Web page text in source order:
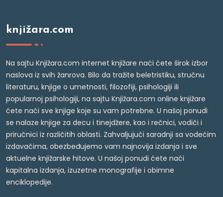
knjižara.com
Na sajtu Knjižara.com internet knjižare naći ćete širok izbor
naslova iz svih žanrova. Bilo da tražite beletristiku, stručnu
literaturu, knjige o umetnosti, filozofiji, psihologiji ili
popularnoj psihologiji, na sajtu Knjižara.com online knjižare
ćete naći sve knjige koje su vam potrebne. U našoj ponudi
se nalaze knjige za decu i tinejdžere, kao i rečnici, vodiči i
priručnici iz različitih oblasti. Zahvaljujući saradnji sa vodećim
izdavačima, obezbeđujemo vam najnovija izdanja i sve
aktuelne knjižarske hitove. U našoj ponudi ćete naći
kapitalna izdanja, izuzetne monografije i obimne
enciklopedije.